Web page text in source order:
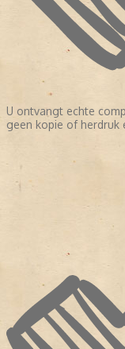
U ontvangt echte
geen kopie of herdruk